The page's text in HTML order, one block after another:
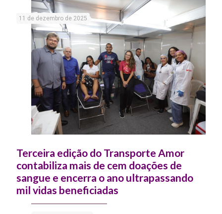
11 de dezembro de 2025
Terceira edição do Transporte Amor
contabiliza mais de cem doações de
sangue e encerra o ano ultrapassando
mil vidas beneficiadas